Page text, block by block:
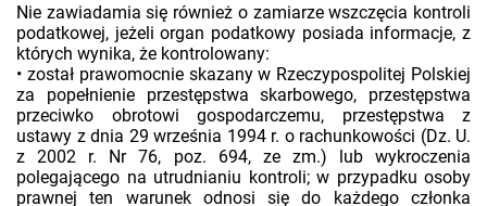
Nie zawiadamia się również o zamiarze wszczęcia kontroli
podatkowej, jeżeli organ podatkowy posiada informacje, z
których wynika, że kontrolowany:
• został prawomocnie skazany w Rzeczypospolitej Polskiej
za popełnienie przestępstwa skarbowego, przestępstwa
przeciwko obrotowi gospodarczemu, przestępstwa z
ustawy z dnia 29 września 1994 r. o rachunkowości (Dz. U.
z 2002 r. Nr 76, poz. 694, ze zm.) lub wykroczenia
polegającego na utrudnianiu kontroli; w przypadku osoby
prawnej ten warunek odnosi się do każdego członka